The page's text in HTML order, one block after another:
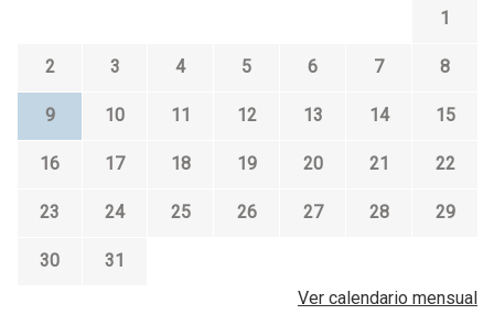
1
2 3 4 5 6 7 8
9 10 11 12 13 14 15
16 17 18 19 20 21 22
23 24 25 26 27 28 29
30
31
Ver calendario mensual